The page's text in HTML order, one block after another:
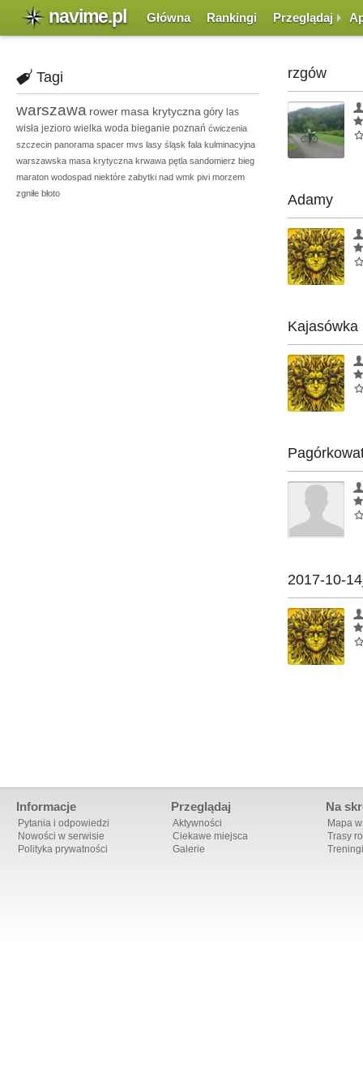
navime.pl Główna Rankingi Przeglądaj
Tagi
warszawa rower masa krytyczna góry las
wisła jezioro wielka woda bieganie poznań ćwiczenia
szczecin panorama spacer mvs lasy śląsk fala kulminacyjna
warszawska masa krytyczna krwawa pętla sandomierz bieg
maraton wodospad niektóre zabytki nad wmk pivi morzem
zgniłe błoto
rzgów
Adamy
Kajasówka
2017-10-
Informacje
Pytania i odpowiedzi
Nowości w serwisie
Polityka prywatności
Przeglądaj
Aktywności
Ciekawe miejsca
Galerie
Na
Mapa
Trasy